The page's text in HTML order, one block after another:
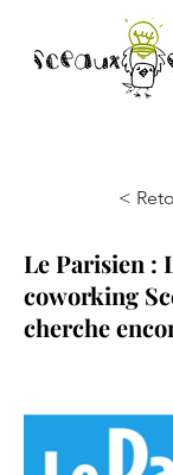
<
Le Parisien :
coworking
cherche